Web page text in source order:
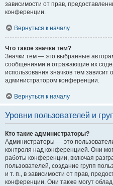
зависимости от прав,
конференции.
Вернуться к началу
Что такое значки тем?
Значки тем — это выбранные
сообщениями и отражающие их
использования значков тем
администратором конференции.
Вернуться к началу
Уровни пользователей и
Кто такие администраторы?
Администраторы — это
контроля над конференцией. Они
работы конференции, включая
пользователей, создание групп
и т. п., в зависимости от прав,
конференции. Они также могут